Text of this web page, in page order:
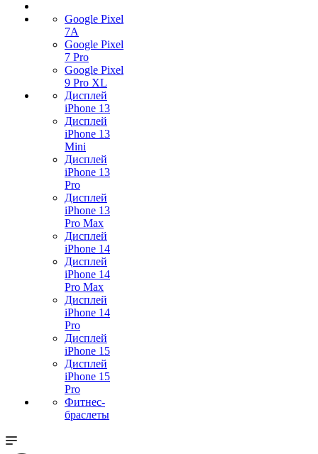
Google Pixel
7А
Google Pixel
7 Pro
Google Pixel
9 Pro XL
Дисплей
iPhone 13
Дисплей
iPhone 13
Mini
Дисплей
iPhone 13
Pro
Дисплей
iPhone 13
Pro Max
Дисплей
iPhone 14
Дисплей
iPhone 14
Pro Max
Дисплей
iPhone 14
Pro
Дисплей
iPhone 15
Дисплей
iPhone 15
Pro
Фитнес-
браслеты